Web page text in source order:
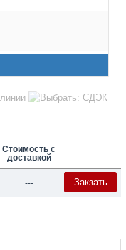
Стоимость с
доставкой
--- Закзать